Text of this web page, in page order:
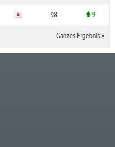
98 9
Ganzes Ergebnis»